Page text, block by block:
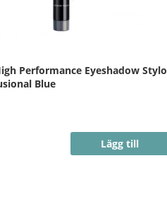
Performance Eyeshadow Stylo
Blue
Lägg till